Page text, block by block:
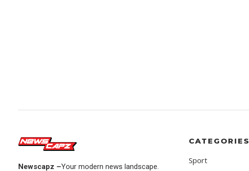
Newscapz –Your modern news landscape.
CATEGORIES
Sport